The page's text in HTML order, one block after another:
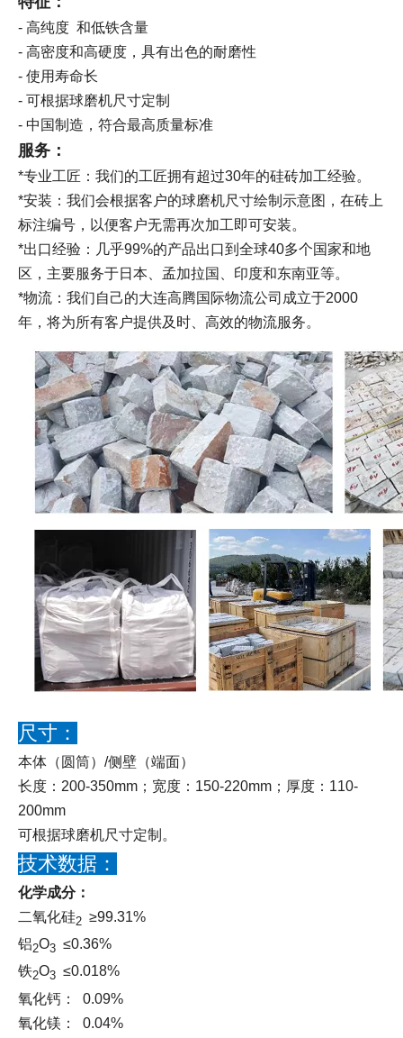
- 高纯度 和低铁含量
- 高密度和高硬度，具有出色的耐磨性
- 使用寿命长
- 可根据球磨机尺寸定制
- 中国制造，符合最高质量标准
服务：
*专业工匠：我们的工匠拥有超过30年的硅砖加工经验。
*安装：我们会根据客户的球磨机尺寸绘制示意图，在砖上
标注编号，以便客户无需再次加工即可安装。
*出口经验：几乎99%的产品出口到全球40多个国家和地
区，主要服务于日本、孟加拉国、印度和东南亚等。
*物流：我们自己的大连高腾国际物流公司成立于2000
年，将为所有客户提供及时、高效的物流服务。
尺寸：
本体（圆筒）/侧壁（端面）
长度：200-350mm；宽度：150-220mm；厚度：110-
200mm
可根据球磨机尺寸定制。
技术数据：
化学成分：
二氧化硅2 ≥99.31%
铝2O3 ≤0.36%
铁2O3 ≤0.018%
氧化钙： 0.09%
氧化镁： 0.04%